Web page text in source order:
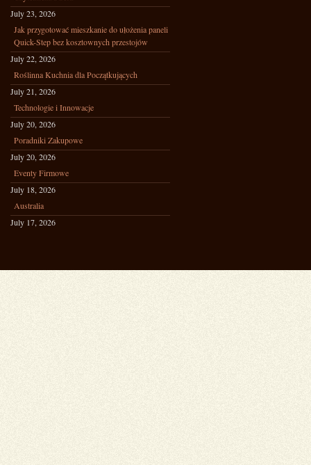
July 23, 2026
Jak przygotować mieszkanie do ułożenia paneli
Quick-Step bez kosztownych przestojów
July 22, 2026
Roślinna Kuchnia dla Początkujących
July 21, 2026
Technologie i Innowacje
July 20, 2026
Poradniki Zakupowe
July 20, 2026
Eventy Firmowe
July 18, 2026
Australia
July 17, 2026